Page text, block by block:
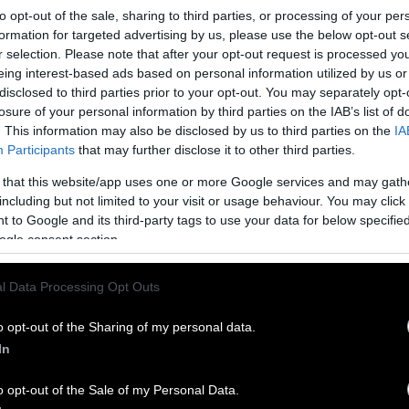
opt-out of the sale, sharing to third parties, or processing of your
for targeted advertising by us, please use the below opt-out
selection. Please note that after your opt-out request is processed
interest-based ads based on personal information utilized by us
to third parties prior to your opt-out. You may separately
of your personal information by third parties on the IAB’s list of
This information may also be disclosed by us to third parties on the
Participants that may further disclose it to other third parties.
that this website/app uses one or more Google services and may
but not limited to your visit or usage behaviour. You may
to Google and its third-party tags to use your data for below
consent section.
Data Processing Opt Outs
opt-out of the Sharing of my personal data.
opt-out of the Sale of my Personal Data.
επίθεσης του «Ρουβίκωνα» στο υπουργείο
του Υπουργείου Εξωτερικών. Από τον Γιώργο Βράτσο
σύλλογος
πολιτιστικός σύλλογος μεΔιοικητικό Συμβούλιο και